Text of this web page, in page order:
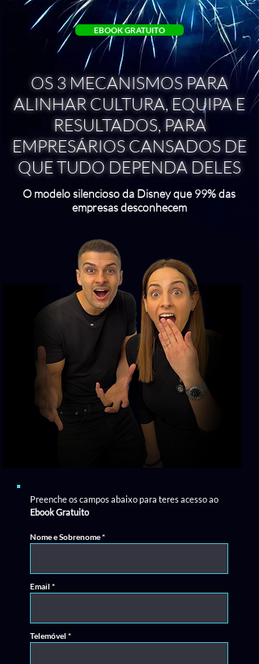
EBOOK GRATUITO
OS 3 MECANISMOS PARA
ALINHAR CULTURA, EQUIPA E
RESULTADOS, PARA
EMPRESÁRIOS CANSADOS DE
QUE TUDO DEPENDA DELES
O modelo silencioso da Disney que 99% das
empresas desconhecem
Preenche os campos abaixo para teres acesso ao
Ebook Gratuito
Nome e Sobrenome
Email
Telemóvel